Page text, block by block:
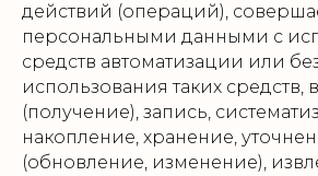
действий (операций),
персональными данными с
средств автоматизации или
использования таких средств,
(получение), запись,
накопление, хранение,
(обновление, изменение),